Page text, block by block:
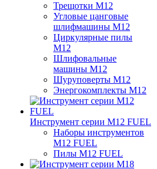
Трещотки M12
Угловые цанговые
шлифмашины M12
Циркулярные пилы
M12
Шлифовальные
машины M12
Шуруповерты M12
Энергокомплекты M12
Инструмент серии M12 FUEL
Наборы инструментов
M12 FUEL
Пилы M12 FUEL